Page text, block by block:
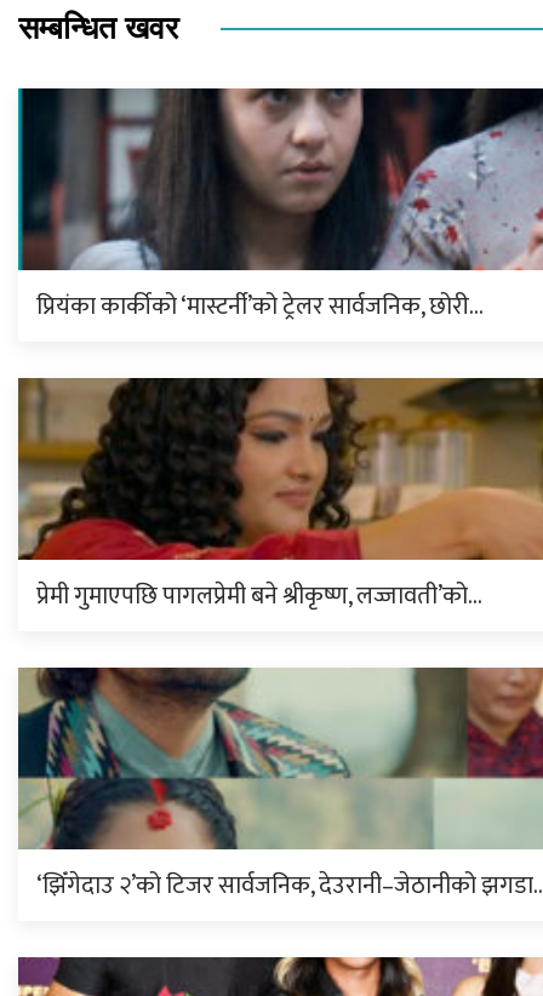
सम्बन्धित खवर
प्रियंका कार्कीको ‘मास्टर्नी’को ट्रेलर सार्वजनिक, छोरी…
प्रेमी गुमाएपछि पागलप्रेमी बने श्रीकृष्ण, लज्जावती’को…
‘झिँगेदाउ २’को टिजर सार्वजनिक, देउरानी–जेठानीको